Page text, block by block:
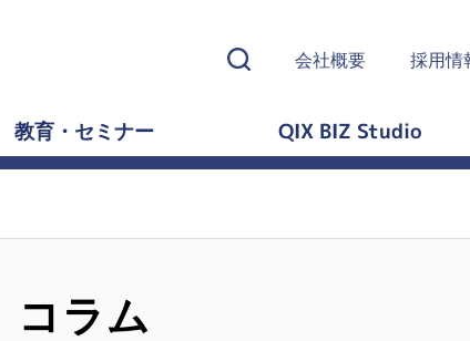
会社概要 採用情
教育・セミナー QIX BIZ Studio
コラム